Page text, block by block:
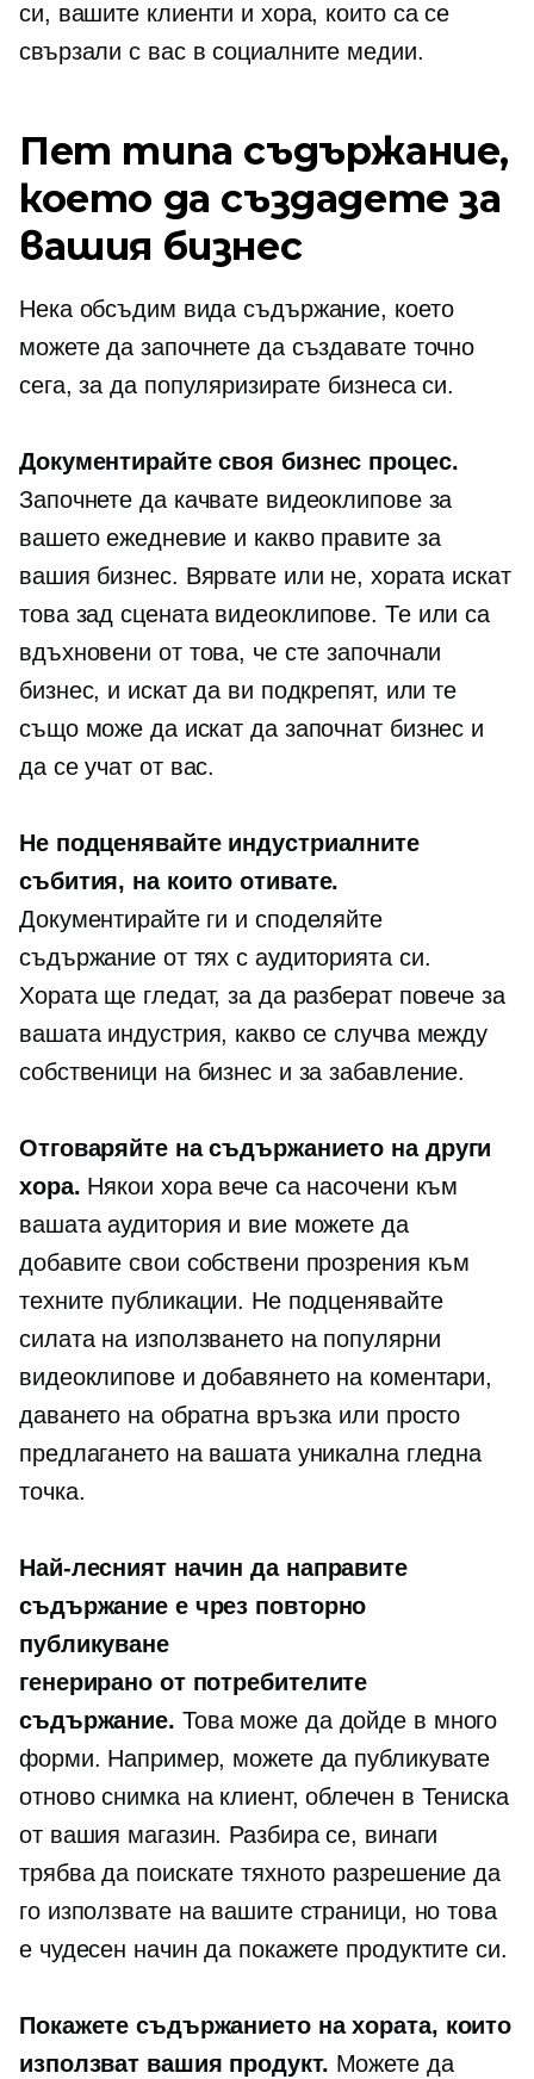
си, вашите клиенти и хора, които са се
свързали с вас в социалните медии.
Пет типа съдържание,
което да създадете за
вашия бизнес
Нека обсъдим вида съдържание, което
можете да започнете да създавате точно
сега, за да популяризирате бизнеса си.
Документирайте своя бизнес процес.
Започнете да качвате видеоклипове за
вашето ежедневие и какво правите за
вашия бизнес. Вярвате или не, хората искат
това зад сценатавидеоклипове. Те или са
вдъхновени от това, че сте започнали
бизнес, и искат да ви подкрепят, или те
също може да искат да започнат бизнес и
да се учат от вас.
Не подценявайте индустриалните
събития, на които отивате.
Документирайте ги и споделяйте
съдържание от тях с аудиторията си.
Хората ще гледат, за да разберат повече за
вашата индустрия, какво се случва между
собственици на бизнес и за забавление.
Отговаряйте на съдържанието на други
хора. Някои хора вече са насочени към
вашата аудитория и вие можете да
добавите свои собствени прозрения към
техните публикации. Не подценявайте
силата на използването на популярни
видеоклипове и добавянето на коментари,
даването на обратна връзка или просто
предлагането на вашата уникална гледна
точка.
Най-лесният начин да направите
съдържание е чрез повторно
публикуване
генерирано от потребителите
съдържание. Това може да дойде в много
форми. Например, можете да публикувате
отново снимка на клиент, облечен в Тениска
от вашия магазин. Разбира се, винаги
трябва да поискате тяхното разрешение да
го използвате на вашите страници, но това
е чудесен начин да покажете продуктите си.
Покажете съдържанието на хората, които
използват вашия продукт. Можете да